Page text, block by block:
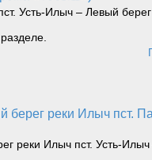
Усть-Илыч – Левый
реки Илыч пст. Усть-